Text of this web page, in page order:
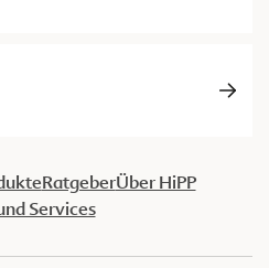
RatgeberÜber HiPP
Services